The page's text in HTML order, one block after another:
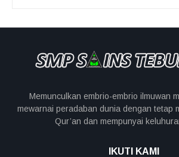
Memunculkan embrio-embrio ilmuwan
mewarnai peradaban dunia dengan tetap
Qur’an dan mempunyai
IKUTI KAMI